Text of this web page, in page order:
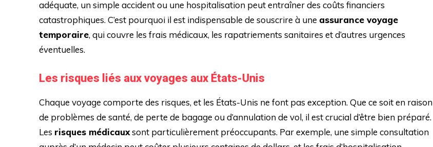
adéquate, un simple accident ou une hospitalisation peut entraîner des coûts financiers
catastrophiques. C’est pourquoi il est indispensable de souscrire à une assurance voyage
temporaire, qui couvre les frais médicaux, les rapatriements sanitaires et d’autres urgences
éventuelles.
Les risques liés aux voyages aux États-Unis
Chaque voyage comporte des risques, et les États-Unis ne font pas exception. Que ce soit en raison
de problèmes de santé, de perte de bagage ou d’annulation de vol, il est crucial d’être bien préparé.
Les risques médicauxsont particulièrement préoccupants. Par exemple, une simple consultation